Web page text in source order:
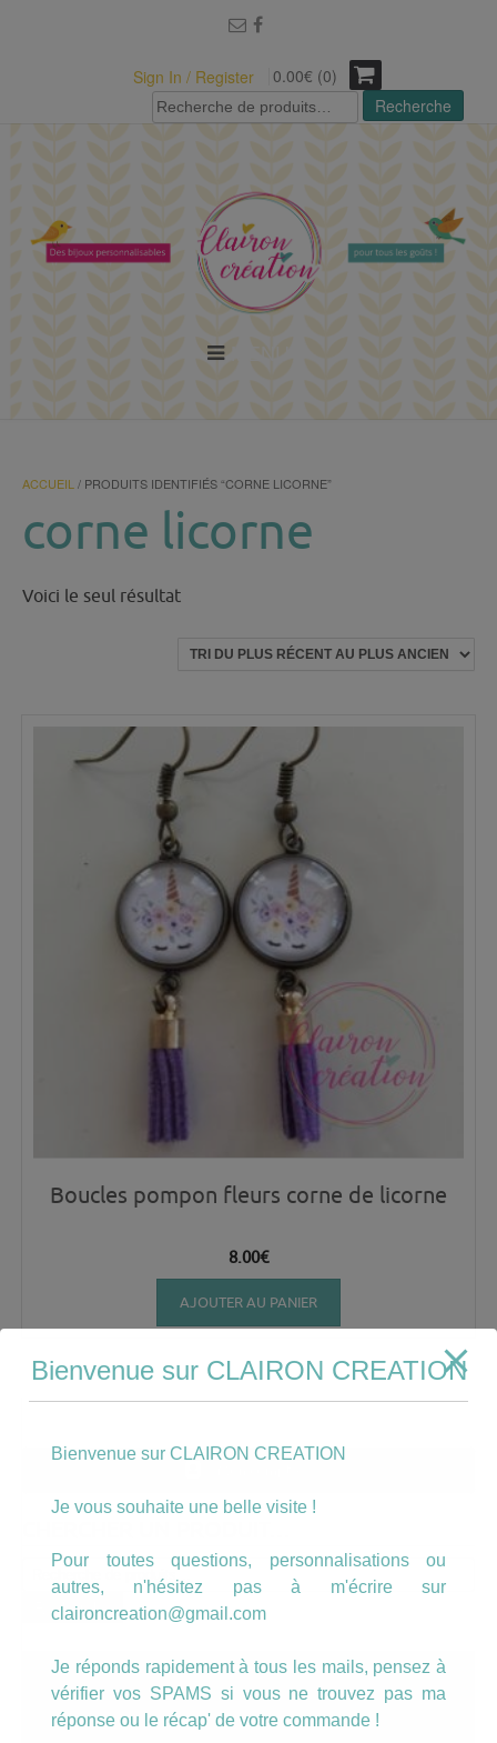
Sign In / Register
0.00€ (0)
Recherche
pour :
Recherche
ACCUEIL / PRODUITS IDENTIFIÉS “CORNE LICORNE”
corne licorne
Voici le seul résultat
Boucles pompon fleurs corne de licorne
8.00€
AJOUTER AU PANIER
Recherche
pour :
Recherche
A LÀ UNE
Bienvenue sur CLAIRON CREATION
Bienvenue sur CLAIRON CREATION
Je vous souhaite une belle visite !
Pour toutes questions, personnalisations ou
autres, n'hésitez pas à m'écrire sur
claironcreation@gmail.com
Je réponds rapidement à tous les mails, pensez à
vérifier vos SPAMS si vous ne trouvez pas ma
réponse ou le récap' de votre commande !